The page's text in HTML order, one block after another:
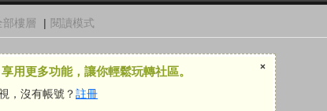
部樓層 | 閱讀模式
用更多功能，讓你輕鬆玩轉社區。
，沒有帳號？註冊
×